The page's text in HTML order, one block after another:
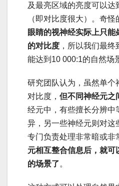
及最亮区域的亮度可以
（即对比度很大）。奇怪
眼睛的视神经实际上只
的对比度 ，所以我们最
能达到10 000:1的自然场
研究团队认为，虽然单个
对比度， 但不同神经元之
经元中，有些擅长分辨中
异，另一些神经元则对这
专门负责处理非常暗或非
元相互整合信息后，就可
的场景了。